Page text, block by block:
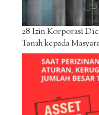
28 Izin Korporasi
Tanah kepada